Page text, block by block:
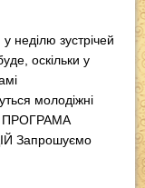
неділю зустрічей
оскільки у
молодіжні
ПРОГРАМА
Запрошуємо